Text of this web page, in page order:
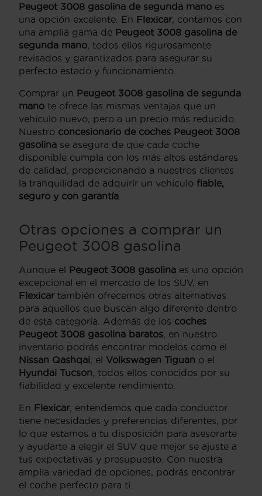
Peugeot 3008 gasolina de segunda mano es
una opción excelente. En Flexicar, contamos con
una amplia gama de Peugeot 3008 gasolina de
segunda mano , todos ellos rigurosamente
revisados y garantizados para asegurar su
perfecto estado y funcionamiento.
Comprar un Peugeot 3008 gasolina de segunda
mano te ofrece las mismas ventajas que un
vehículo nuevo, pero a un precio más reducido.
Nuestro concesionario de coches Peugeot 3008
gasolina se asegura de que cada coche
disponible cumpla con los más altos estándares
de calidad, proporcionando a nuestros clientes
la tranquilidad de adquirir un vehículo fiable,
seguro y con garantía
Otras opciones a comprar un
Peugeot 3008 gasolina
Aunque el Peugeot 3008 gasolina es una opción
excepcional en el mercado de los SUV, en
Flexicartambién ofrecemos otras alternativas
para aquellos que buscan algo diferente dentro
de esta categoría. Además de los coches
Peugeot 3008 gasolina baratos , en nuestro
inventario podrás encontrar modelos como el
Nissan Qashqai , el Volkswagen Tiguan o el
Hyundai Tucson , todos ellos conocidos por su
fiabilidad y excelente rendimiento.
En Flexicar, entendemos que cada conductor
tiene necesidades y preferencias diferentes, por
lo que estamos a tu disposición para asesorarte
y ayudarte a elegir el SUV que mejor se ajuste a
tus expectativas y presupuesto. Con nuestra
amplia variedad de opciones, podrás encontrar
el coche perfecto para ti.